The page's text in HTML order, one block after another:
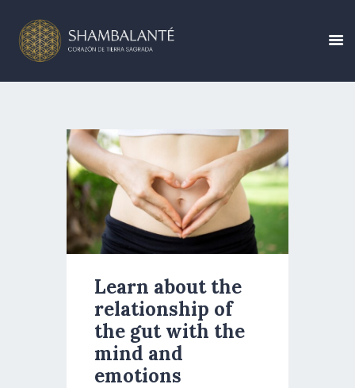
CONÓCENOS
CALENDARIO DE
EVENTOS
CREA TU EVENTO
BLOG
CONTÁCTANOS
RESERVA AHORA
Learn about the
relationship of
the gut with the
mind and
emotions